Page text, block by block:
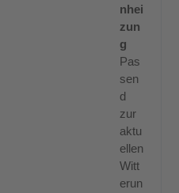
nhei
zun
g
Pas
sen
d
zur
aktu
ellen
Witt
erun